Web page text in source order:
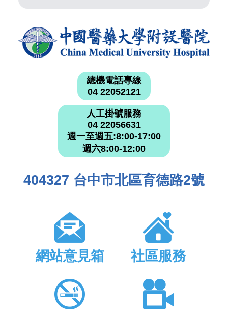
總機電話專線
04 22052121
人工掛號服務
04 22056631
週一至週五:8:00-17:00
週六8:00-12:00
404327 台中市北區育德路2號
網站意見箱 社區服務